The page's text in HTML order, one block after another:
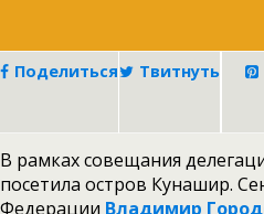
Поделиться Твитнуть
В рамках совещания
посетила остров Кунашир.
Федерации Владимир